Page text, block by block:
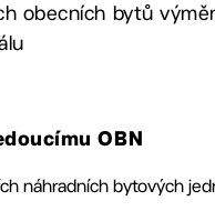
obecních bytů
OBN
náhradních bytových